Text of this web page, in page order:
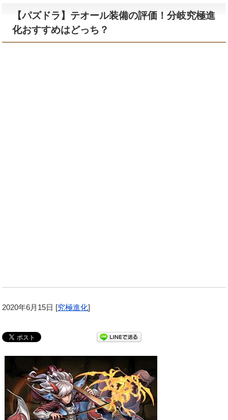
【パズドラ】テオール装備の評価！分岐究極進
化おすすめはどっち？
2020年6月15日 [究極進化]